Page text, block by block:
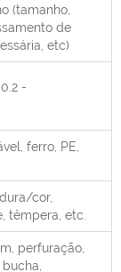
(tamanho,
de
etc)
-
ferro, PE,
cor,
têmpera, etc.
perfuração,